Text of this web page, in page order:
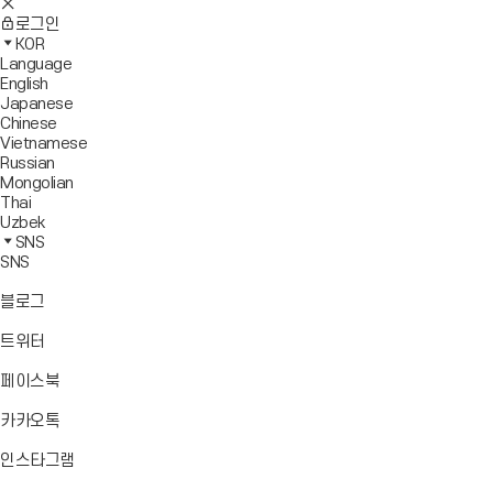
열
기
검
색
영
역
닫
기
사
이
트
맵
이
동
모
바
일
메
뉴
열
기
전
체
메
뉴
로그인
KOR
Language
English
Japanese
Chinese
Vietnamese
Russian
Mongolian
Thai
Uzbek
SNS
SNS
블로그
트위터
가
페이스북바
가
카카오톡바
가
인스타그램